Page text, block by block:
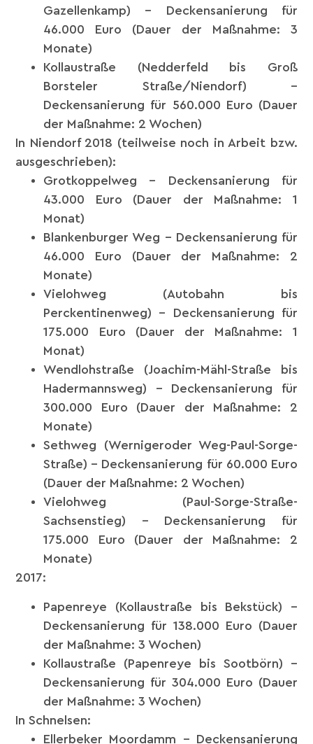
Gazellenkamp) – Deckensanierung für
46.000 Euro (Dauer der Maßnahme: 3
Monate)
Kollaustraße (Nedderfeld bis Groß
Borsteler Straße/Niendorf) –
Deckensanierung für 560.000 Euro (Dauer
der Maßnahme: 2 Wochen)
In Niendorf 2018 (teilweise noch in Arbeit bzw.
ausgeschrieben):
Grotkoppelweg – Deckensanierung für
43.000 Euro (Dauer der Maßnahme: 1
Monat)
Blankenburger Weg – Deckensanierung für
46.000 Euro (Dauer der Maßnahme: 2
Monate)
Vielohweg (Autobahn bis
Perckentinenweg) – Deckensanierung für
175.000 Euro (Dauer der Maßnahme: 1
Monat)
Wendlohstraße (Joachim-Mähl-Straße bis
Hadermannsweg) – Deckensanierung für
300.000 Euro (Dauer der Maßnahme: 2
Monate)
Sethweg (Wernigeroder Weg-Paul-Sorge-
Straße) – Deckensanierung für 60.000 Euro
(Dauer der Maßnahme: 2 Wochen)
Vielohweg (Paul-Sorge-Straße-
Sachsenstieg) – Deckensanierung für
175.000 Euro (Dauer der Maßnahme: 2
Monate)
2017:
Papenreye (Kollaustraße bis Bekstück) –
Deckensanierung für 138.000 Euro (Dauer
der Maßnahme: 3 Wochen)
Kollaustraße (Papenreye bis Sootbörn) –
Deckensanierung für 304.000 Euro (Dauer
der Maßnahme: 3 Wochen)
In Schnelsen:
Ellerbeker Moordamm – Deckensanierung